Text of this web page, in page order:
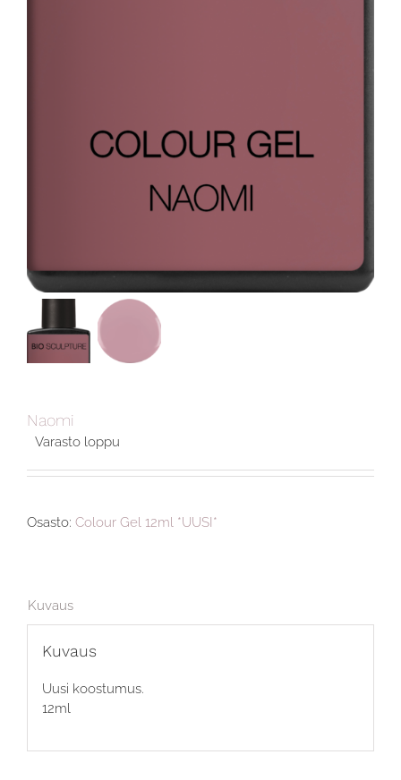
Naomi
Varasto loppu
Osasto: Colour Gel 12ml *UUSI*
Kuvaus
Kuvaus
Uusi koostumus.
12ml